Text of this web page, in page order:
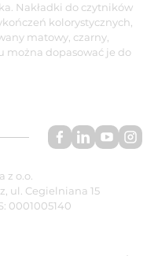
Nakładki do czytników
kolorystycznych,
matowy, czarny,
można dopasować je do
z o.o.
ul. Cegielniana 15
0001005140